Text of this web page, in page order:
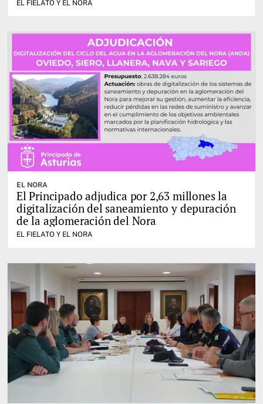
EL FIELATO Y EL NORA
EL NORA
El Principado adjudica por 2,63 millones la
digitalización del saneamiento y depuración
de la aglomeración del Nora
EL FIELATO Y EL NORA